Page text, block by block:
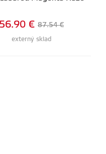
externý sklad
56.90 € 87.54 €